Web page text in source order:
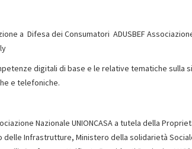
a Difesa dei Consumatori ADUSBEF
digitali di base e le relative tematiche sulla
e telefoniche.
Nazionale UNIONCASA a tutela della
Infrastrutture, Ministero della solidarietà